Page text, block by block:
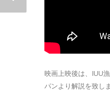
映画上映後は、IUU
パンより解説を致しま